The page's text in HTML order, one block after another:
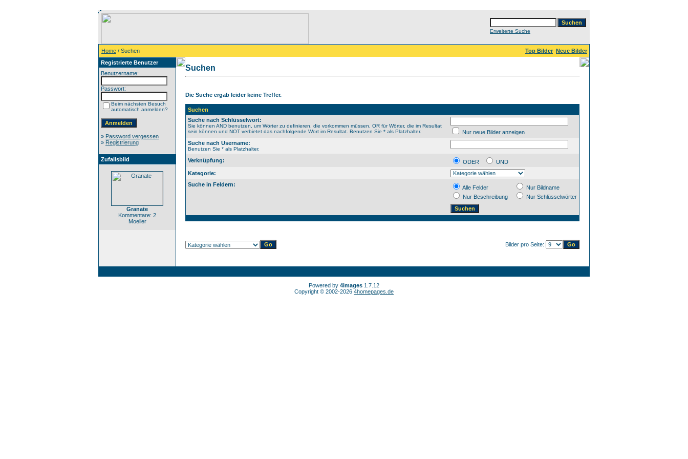
Erweiterte Suche
Home / Suchen Top Bilder Neue Bilder
Registrierte Benutzer
Benutzername:
Passwort:
Beim nächsten Besuch
automatisch anmelden?
» Password vergessen
» Registrierung
Zufallsbild
Granate
Kommentare: 2
Moeller
Suchen
Die Suche ergab leider keine Treffer.
Suchen
Suche nach Schlüsselwort:
Sie können AND benutzen, um Wörter zu definieren, die vorkommen müssen, OR für Wörter, die im Resultat
sein können und NOT verbietet das nachfolgende Wort im Resultat. Benutzen Sie * als Platzhalter.
Nur neue Bilder anzeigen
Suche nach Username:
Benutzen Sie * als Platzhalter.
Verknüpfung: ODER
UND
Kategorie:
Suche in Feldern:
Alle Felder
Nur Bildname
Nur Beschreibung
Nur Schlüsselwörter
Bilder pro Seite:
Powered by 4images 1.7.12
Copyright © 2002-2026 4homepages.de